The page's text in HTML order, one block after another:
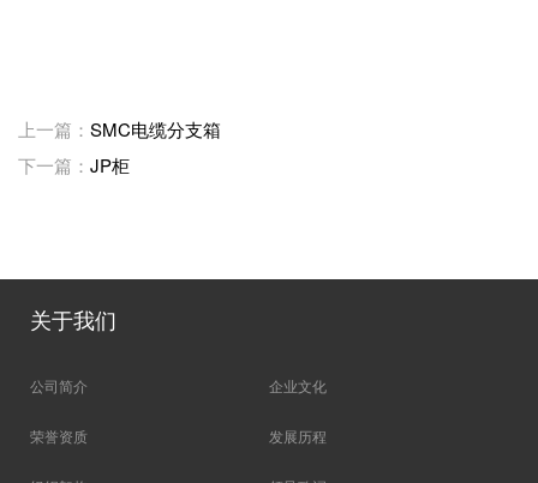
上一篇： SMC电缆分支箱
下一篇： JP柜
关于我们
公司简介 企业文化
荣誉资质 发展历程